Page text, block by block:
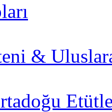
&